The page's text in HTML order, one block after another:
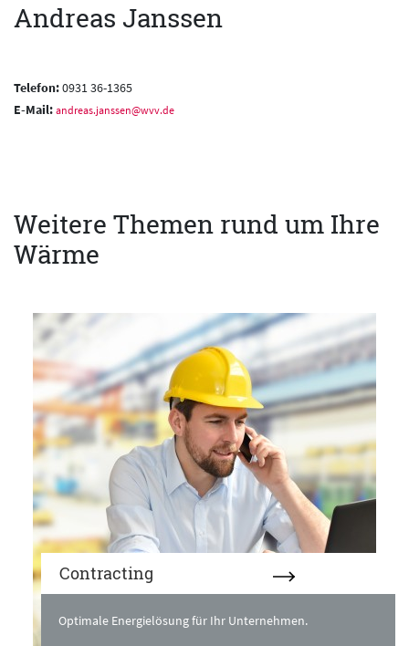
Andreas Janssen
Telefon:0931 36-1365
E-Mail: andreas.janssen@wvv.de
Weitere Themen rund um Ihre
Wärme
Contracting
Optimale Energielösung für Ihr Unternehmen.